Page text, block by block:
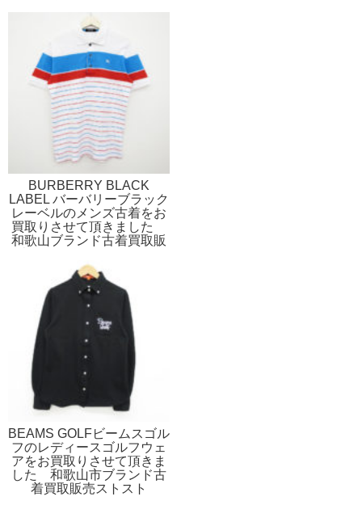
スト
BURBERRY BLACK
LABEL バーバリーブラック
レーベルのメンズ古着をお
買取りさせて頂きました
和歌山ブランド古着買取販
BEAMS GOLFビームスゴル
フのレディースゴルフウェ
アをお買取りさせて頂きま
した 和歌山市ブランド古
着買取販売ストスト